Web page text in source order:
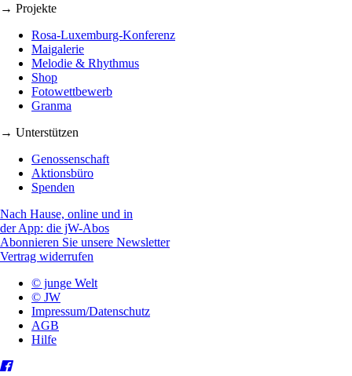
→ Projekte
Rosa-Luxemburg-Konferenz
Maigalerie
Melodie & Rhythmus
Shop
Fotowettbewerb
Granma
→ Unterstützen
Genossenschaft
Aktionsbüro
Spenden
Nach Hause, online und in
der App: die jW-Abos
Abonnieren Sie unsere Newsletter
Vertrag widerrufen
© junge Welt
© JW
Impressum/Datenschutz
AGB
Hilfe